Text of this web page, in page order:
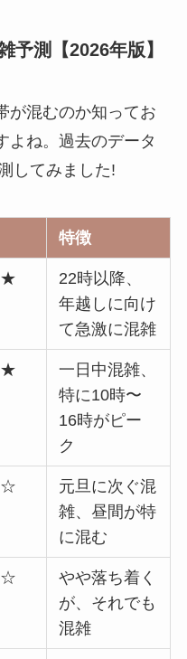
予測【2026年版】
が混むのか知ってお
よね。過去のデータ
してみました!
特徴
22時以降、
年越しに向け
て急激に混雑
一日中混雑、
特に10時〜
16時がピー
ク
元旦に次ぐ混
雑、昼間が特
に混む
やや落ち着く
が、それでも
混雑